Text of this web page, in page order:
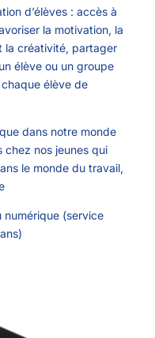
d’élèves : accès à
la motivation, la
la créativité, partager
élève ou un groupe
élève de
dans notre monde
nos jeunes qui
le monde du travail,
numérique (service